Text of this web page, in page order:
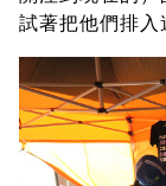
試著把他們排入